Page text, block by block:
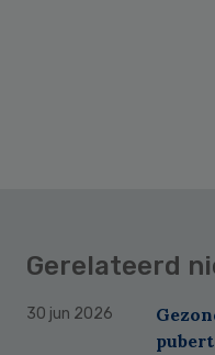
Gerelateerd
30 jun 2026